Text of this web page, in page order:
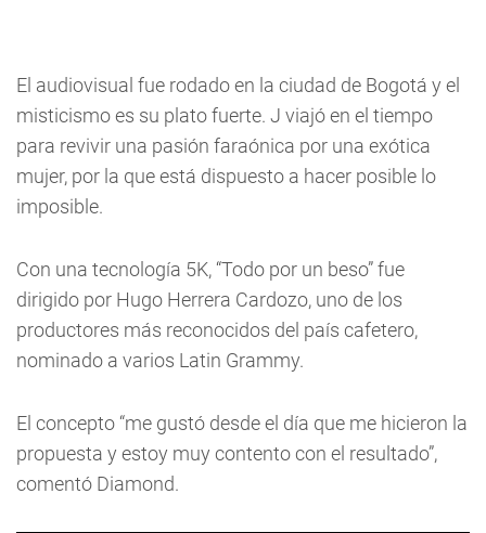
El audiovisual fue rodado en la ciudad de Bogotá y el
misticismo es su plato fuerte. J viajó en el tiempo
para revivir una pasión faraónica por una exótica
mujer, por la que está dispuesto a hacer posible lo
imposible.
Con una tecnología 5K, “Todo por un beso” fue
dirigido por Hugo Herrera Cardozo, uno de los
productores más reconocidos del país cafetero,
nominado a varios Latin Grammy.
El concepto “me gustó desde el día que me hicieron la
propuesta y estoy muy contento con el resultado”,
comentó Diamond.